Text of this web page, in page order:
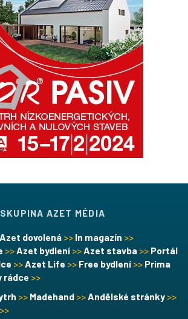
SKUPINA AZET MÉDIA
Azet dovolená >> In magazín >>
>> Azet bydlení >> Azet stavba >> Portál
>> Azet Life >> Free bydlení >> Prima
rádce >>
>> Madehand >> Andělské stránky >>
>>